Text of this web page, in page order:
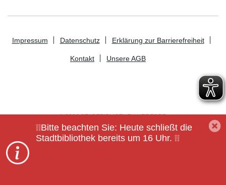
Impressum Datenschutz Erklärung zur Barrierefreiheit
Kontakt Unsere AGB
❕❕Bitte beachten Sie: Heute schließt die
Stadtbibliothek bereits um 16 Uhr. ❕❕
© 2026 STADTBIBLIOTHEK HERFORD